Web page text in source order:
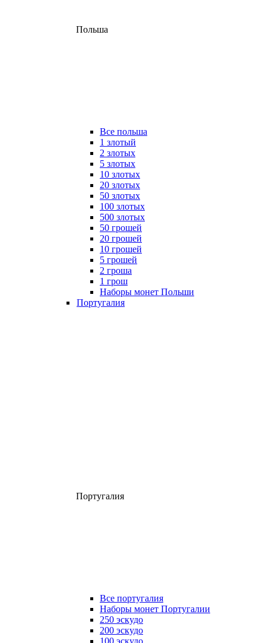
Польша
Все польша
1 злотый
2 злотых
5 злотых
10 злотых
20 злотых
50 злотых
100 злотых
500 злотых
50 грошей
20 грошей
10 грошей
5 грошей
2 гроша
1 грош
Наборы монет Польши
Португалия
Португалия
Все португалия
Наборы монет Португалии
250 эскудо
200 эскудо
100 эскудо